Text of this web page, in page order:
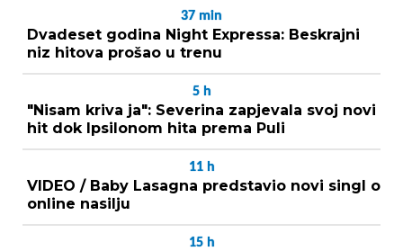
37 min
Dvadeset godina Night Expressa: Beskrajni
niz hitova prošao u trenu
5 h
"Nisam kriva ja": Severina zapjevala svoj novi
hit dok Ipsilonom hita prema Puli
11 h
VIDEO / Baby Lasagna predstavio novi singl o
online nasilju
15 h